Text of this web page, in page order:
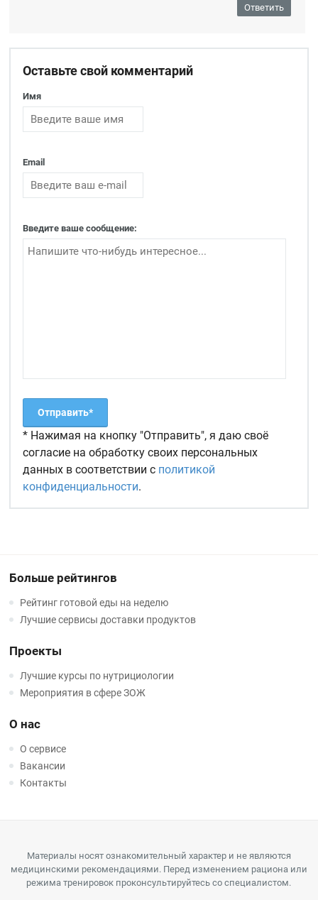
Ответить
Оставьте свой комментарий
Имя
Email
Введите ваше сообщение:
* Нажимая на кнопку "Отправить", я даю своё
согласие на обработку своих персональных
данных в соответствии с политикой
конфиденциальности.
Больше рейтингов
Рейтинг готовой еды на неделю
Лучшие сервисы доставки продуктов
Проекты
Лучшие курсы по нутрициологии
Мероприятия в сфере ЗОЖ
О нас
О сервисе
Вакансии
Контакты
Материалы носят ознакомительный характер и не являются
медицинскими рекомендациями. Перед изменением рациона или
режима тренировок проконсультируйтесь со специалистом.